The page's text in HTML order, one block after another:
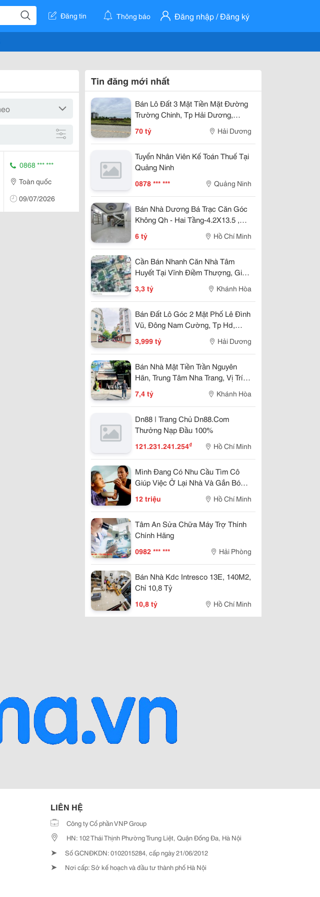
Đăng tin Thông báo Đăng nhập / Đăng ký
0868 *** ***
Toàn quốc
09/07/2026
Tin đăng mới nhất
Bán Lô Đất 3 Mặt Tiền Mặt Đường
Trường Chinh, Tp Hải Dương,
789M2, Lô Góc, Kd Tốt, Vị Trí Đẹp
70 tỷ Hải Dương
Tuyển Nhân Viên Kế Toán Thuế Tại
Quảng Ninh
0878 *** *** Quảng Ninh
Bán Nhà Dương Bá Trạc Căn Góc
Không Qh - Hai Tầng-4.2X13.5 ,
6 tỷ Hồ Chí Minh
Cần Bán Nhanh Căn Nhà Tâm
Huyết Tại Vĩnh Điềm Thượng, Giá
3,3 tỷ Khánh Hòa
Bán Đất Lô Góc 2 Mặt Phố Lê Đình
Vũ, Đông Nam Cường, Tp Hd,
57.25M2, Đường 13.5M, 3.X Tỷ
3,999 tỷ Hải Dương
Bán Nhà Mặt Tiền Trần Nguyên
Hãn, Trung Tâm Nha Trang, Vị Trí
Kinh Doanh Đẹp, Giá 7,4 Tỷ
7,4 tỷ Khánh Hòa
Dn88 | Trang Chủ Dn88.Com
Thưởng Nạp Đầu 100%
121.231.241.254₫ Hồ Chí Minh
Mình Đang Có Nhu Cầu Tìm Cô
Giúp Việc Ở Lại Nhà Và Gắn Bó
12 triệu Hồ Chí Minh
Tâm An Sửa Chữa Máy Trợ Thính
Chính Hãng
0982 *** *** Hải Phòng
Bán Nhà Kdc Intresco 13E, 140M2,
Chỉ 10,8 Tỷ
10,8 tỷ Hồ Chí Minh
LIÊN HỆ
Công ty Cổ phần VNP Group
HN: 102 Thái Thịnh Phường Trung Liệt, Quận Đống Đa, Hà Nội
➤ Số GCNĐKDN: 0102015284, cấp ngày 21/06/2012
➤ Nơi cấp: Sở kế hoạch và đầu tư thành phố Hà Nội